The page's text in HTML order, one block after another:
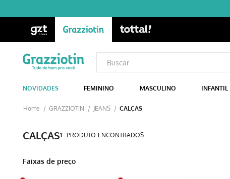
NOVIDADES FEMININO MASCULINO INFANTIL
GRAZZIOTIN JEANS CALÇAS
CALÇAS1 PRODUTO
Faixas de preço